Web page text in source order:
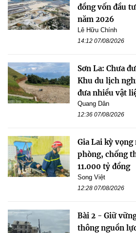
đồng vốn đầu
năm 2026
Lê Hữu Chính
14:12 07/08/2026
Sơn La: Chưa
Khu du lịch
đưa nhiều vật
Quang Dân
12:36 07/08/2026
Gia Lai kỳ vọng
phòng, chống
11.000 tỷ đồng
Song Việt
12:28 07/08/2026
Bài 2 - Giữ
thông nguồn